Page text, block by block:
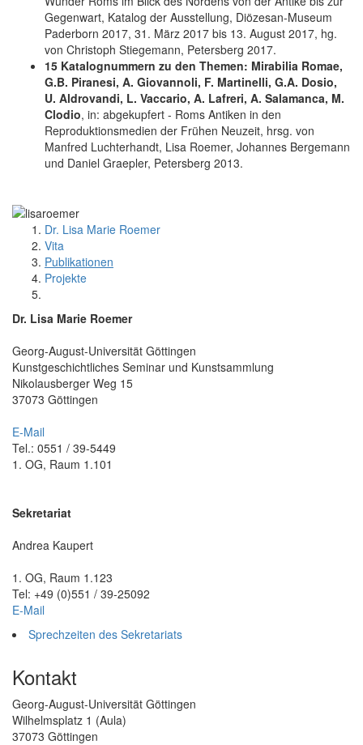
Gegenwart, Katalog der Ausstellung, Diözesan-Museum
Paderborn 2017, 31. März 2017 bis 13. August 2017, hg.
von Christoph Stiegemann, Petersberg 2017.
15 Katalognummern zu den Themen: Mirabilia Romae,
G.B. Piranesi, A. Giovannoli, F. Martinelli, G.A. Dosio,
U. Aldrovandi, L. Vaccario, A. Lafreri, A. Salamanca, M.
Clodio, in: abgekupfert - Roms Antiken in den
Reproduktionsmedien der Frühen Neuzeit, hrsg. von
Manfred Luchterhandt, Lisa Roemer, Johannes Bergemann
und Daniel Graepler, Petersberg 2013.
Dr. Lisa Marie Roemer
Vita
Publikationen
Projekte
Dr. Lisa Marie Roemer
Georg-August-Universität Göttingen
Kunstgeschichtliches Seminar und Kunstsammlung
Nikolausberger Weg 15
37073 Göttingen
E-Mail
Tel.: 0551 / 39-5449
1. OG, Raum 1.101
Sekretariat
Andrea Kaupert
1. OG, Raum 1.123
Tel: +49 (0)551 / 39-25092
E-Mail
Sprechzeiten des Sekretariats
Kontakt
Georg-August-Universität Göttingen
Wilhelmsplatz 1 (Aula)
37073 Göttingen